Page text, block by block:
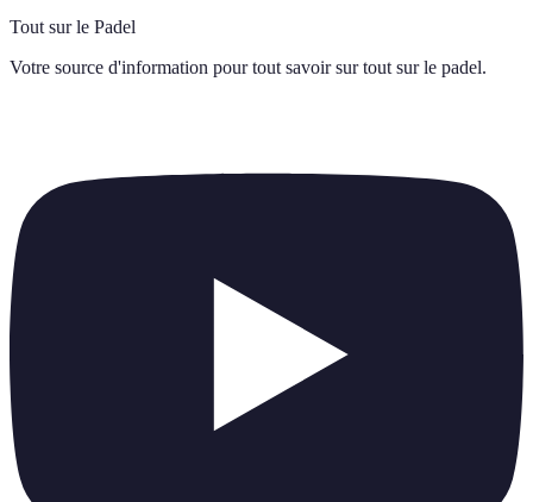
Tout sur le Padel
Votre source d'information pour tout savoir sur tout sur le padel.